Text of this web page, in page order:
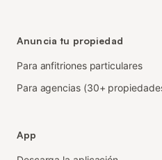
Anuncia tu propiedad
Para anfitriones particulares
Para agencias (30+
App